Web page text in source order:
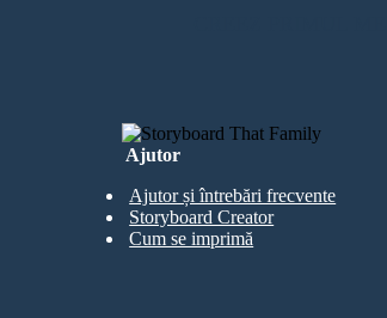
Ajutor
Ajutor și întrebări frecvente
Storyboard Creator
Cum se imprimă